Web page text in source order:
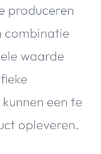
produceren
combinatie
waarde
een te
opleveren.